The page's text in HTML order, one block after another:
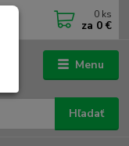
Menu
Hľadať
0 ks
za 0 €